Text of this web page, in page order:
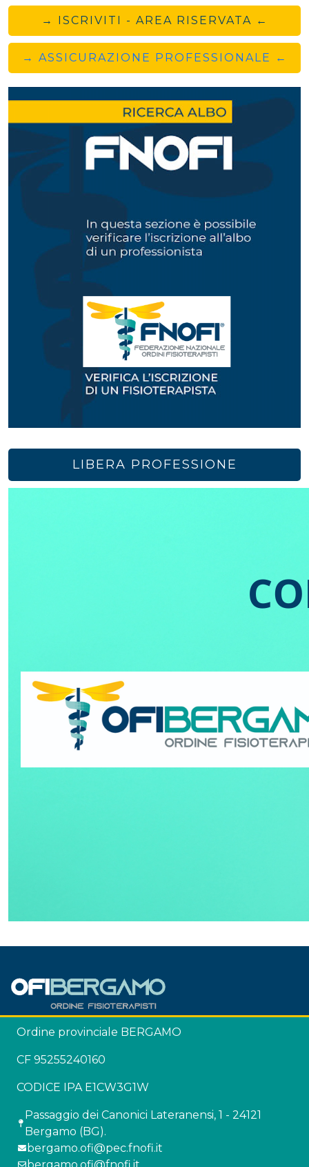
→ ISCRIVITI - AREA RISERVATA ←
→ ASSICURAZIONE PROFESSIONALE ←
LIBERA PROFESSIONE
Ordine provinciale BERGAMO
CF 95255240160
CODICE IPA E1CW3G1W
Passaggio dei Canonici Lateranensi, 1 - 24121
Bergamo (BG).
bergamo.ofi@pec.fnofi.it
bergamo.ofi@fnofi.it